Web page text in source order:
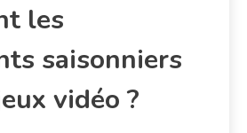
les
saisonniers
vidéo ?